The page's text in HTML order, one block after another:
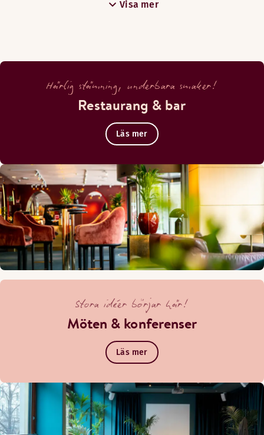
Visa mer
Härlig stämning, underbara smaker!
Restaurang & bar
Läs mer
Stora idéer börjar här!
Möten & konferenser
Läs mer